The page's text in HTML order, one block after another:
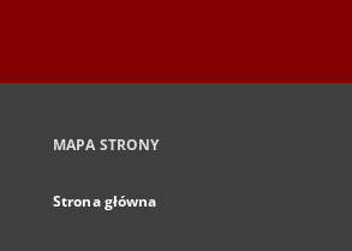
MAPA STRONY
Strona główna